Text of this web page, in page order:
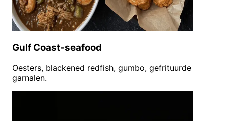
Gulf Coast-seafood
Oesters, blackened redfish, gumbo, gefrituurde
garnalen.